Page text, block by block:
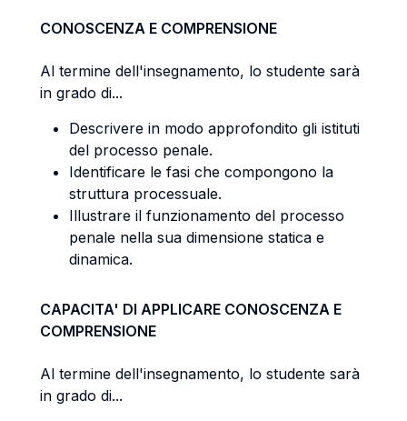
CONOSCENZA E COMPRENSIONE
Al termine dell'insegnamento, lo studente sarà
in grado di...
Descrivere in modo approfondito gli istituti
del processo penale.
Identificare le fasi che compongono la
struttura processuale.
Illustrare il funzionamento del processo
penale nella sua dimensione statica e
dinamica.
CAPACITA' DI APPLICARE CONOSCENZA E
COMPRENSIONE
Al termine dell'insegnamento, lo studente sarà
in grado di...